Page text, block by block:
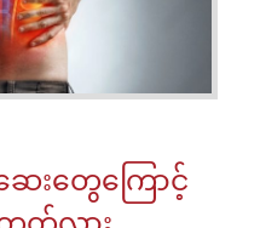
းတွေကြောင့်